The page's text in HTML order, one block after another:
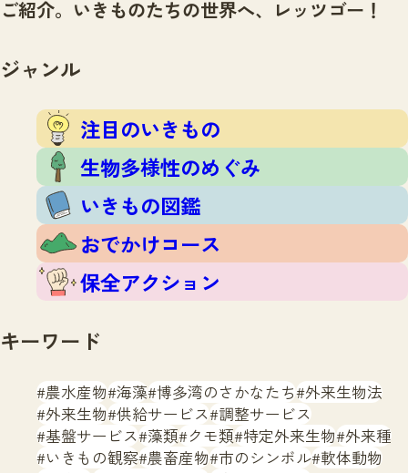
文字サイズ 小 中 大
いきものガイド
注目のいきもの
生物多様性のめぐみ
いきもの図鑑
おでかけコース
保全アクション
イベント
いきもの調査隊
調査レポート
調査レポートTOP
調査結果
ふくおかいきものマップ
マッチング
マッチングTOP
掲載申し込みフォーム
お問合せ
ご紹介。いきものたちの世界へ、レッツゴー！
ジャンル
注目のいきもの
生物多様性のめぐみ
いきもの図鑑
おでかけコース
保全アクション
キーワード
農水産物 海藻 博多湾のさかなたち 外来生物法
外来生物 供給サービス 調整サービス
基盤サービス 藻類 クモ類 特定外来生物 外来種
いきもの観察 農畜産物 市のシンボル 軟体動物